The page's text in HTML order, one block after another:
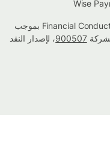
تم اعتماد شركة Wise بواسطة Financial Conduct Authority بموجب
900507، لإصدار النقد